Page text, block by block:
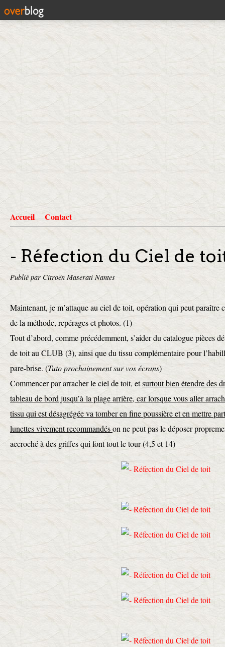
Accueil Contact
- Réfection du Ciel de
Publié par Citroën Maserati Nantes
Maintenant, je m’attaque au ciel de toit, opération qui peut paraître
de la méthode, repérages et photos. (1)
Tout d’abord, comme précédemment, s’aider du catalogue pièces
de toit au CLUB (3), ainsi que du tissu complémentaire pour
pare-brise. (Tuto prochainement sur vos écrans)
Commencer par arracher le ciel de toit, etsurtout bien étendre des
tableau de bord jusqu’à la plage arrière, car lorsque vous aller
tissu qui est désagrégée va tomber en fine poussière et en mettre
lunettes vivement recommandéson ne peut pas le déposer
accroché à des griffes qui font tout le tour (4,5 et 14)